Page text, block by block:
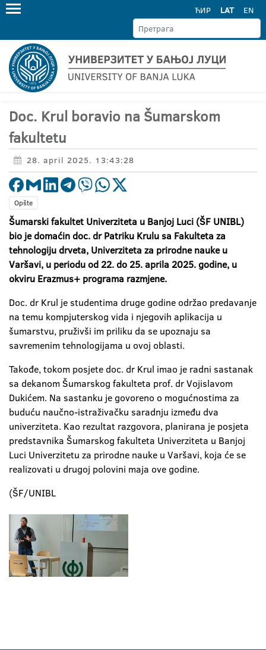
ЋИР LAT EN
Doc. Krul boravio na Šumarskom
fakultetu
28. april 2025. 13:43:28
Opšte
Šumarski fakultet Univerziteta u Banjoj Luci (ŠF UNIBL)
bio je domaćin doc. dr Patriku Krulu sa Fakulteta za
tehnologiju drveta, Univerziteta za prirodne nauke u
Varšavi, u periodu od 22. do 25. aprila 2025. godine, u
okviru Erazmus+ programa razmjene.
Doc. dr Krul je studentima druge godine održao predavanje
na temu kompjuterskog vida i njegovih aplikacija u
šumarstvu, pruživši im priliku da se upoznaju sa
savremenim tehnologijama u ovoj oblasti.
Takođe, tokom posjete doc. dr Krul imao je radni sastanak
sa dekanom Šumarskog fakulteta prof. dr Vojislavom
Dukićem. Na sastanku je govoreno o mogućnostima za
buduću naučno-istraživačku saradnju između dva
univerziteta. Kao rezultat razgovora, planirana je posjeta
predstavnika Šumarskog fakulteta Univerziteta u Banjoj
Luci Univerzitetu za prirodne nauke u Varšavi, koja će se
realizovati u drugoj polovini maja ove godine.
(ŠF/UNIBL